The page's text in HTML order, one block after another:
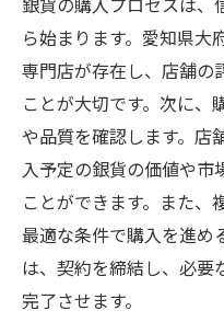
ら始まります。愛知県大
専門店が存在し、店舗の
ことが大切です。次に、
や品質を確認します。店
入予定の銀貨の価値や市
ことができます。また、
最適な条件で購入を進め
は、契約を締結し、必要
完了させます。